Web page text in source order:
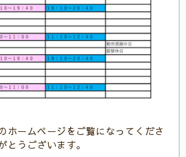
ホームページをご覧になってくださ
とうございます。